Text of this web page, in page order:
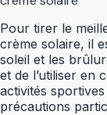
Pour tirer le
crème solaire, il
soleil et les
et de l’utiliser en
activités
précautions